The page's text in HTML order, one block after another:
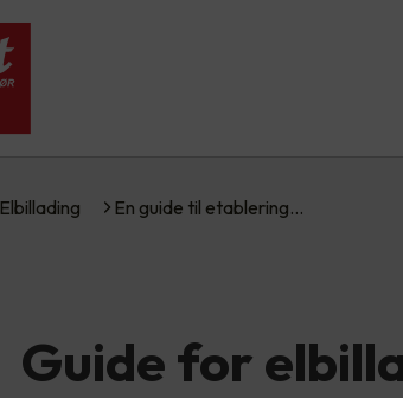
Elbillading En guide til etablering…
Guide for